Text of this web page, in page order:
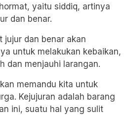
yaitu siddiq, artinya
dan benar.
jujur dan benar akan
untuk melakukan kebaikan,
dan menjauhi larangan.
memandu kita untuk
Kejujuran adalah barang
ini, suatu hal yang sulit